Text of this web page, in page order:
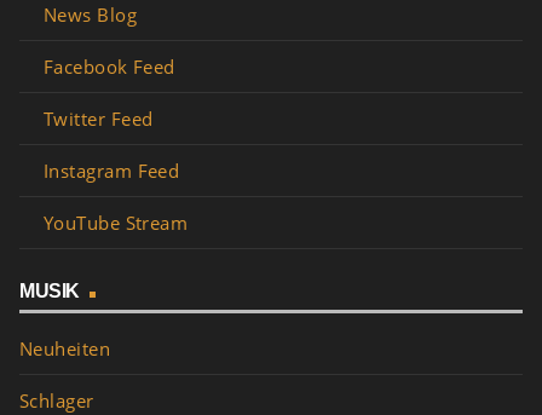
News Blog
Facebook Feed
Twitter Feed
Instagram Feed
YouTube Stream
MUSIK
Neuheiten
Schlager